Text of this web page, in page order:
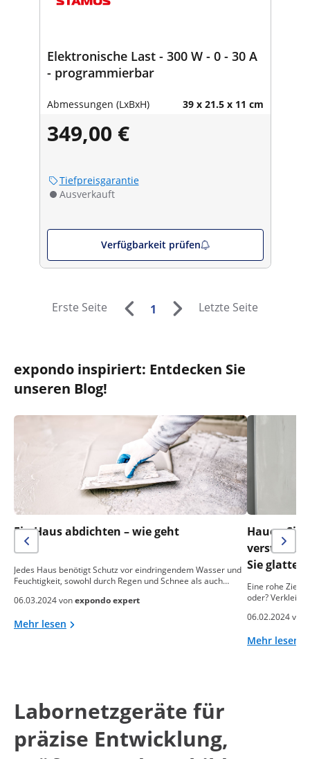
Elektronische Last - 300 W - 0 - 30 A
- programmierbar
Abmessungen (LxBxH) 39 x 21.5 x 11 cm
349,00 €
Tiefpreisgarantie
Ausverkauft
Verfügbarkeit prüfen
Erste Seite 1 Letzte Seite
expondo inspiriert: Entdecken Sie
unseren Blog!
Ein Haus abdichten – wie geht
das?
Jedes Haus benötigt Schutz vor eindringendem Wasser und
Feuchtigkeit, sowohl durch Regen und Schnee als auch…
06.03.2024 vonexpondo expert
Mehr lesen
Hauen Sie
Sie glatte
Eine rohe
oder?
06.02.2024 von
Mehr lesen
Labornetzgeräte für
präzise Entwicklung,